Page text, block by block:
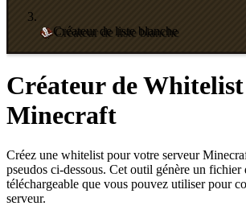
Créateur de liste blanche
Créateur de Whitelist
Minecraft
Créez une whitelist pour votre serveur
pseudos ci-dessous. Cet outil génère un
téléchargeable que vous pouvez utiliser pour
serveur.